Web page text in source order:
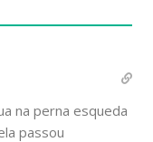
na perna esqueda
passou